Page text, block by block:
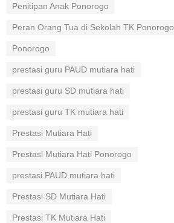
Penitipan Anak Ponorogo
Peran Orang Tua di Sekolah TK Ponorogo
Ponorogo
prestasi guru PAUD mutiara hati
prestasi guru SD mutiara hati
prestasi guru TK mutiara hati
Prestasi Mutiara Hati
Prestasi Mutiara Hati Ponorogo
prestasi PAUD mutiara hati
Prestasi SD Mutiara Hati
Prestasi TK Mutiara Hati